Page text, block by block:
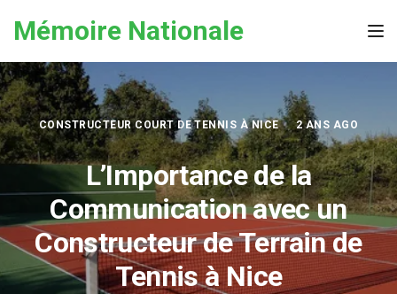
Mémoire Nationale
CONSTRUCTEUR COURT DE TENNIS À NICE 2 ANS AGO
L’Importance de la
Communication avec un
Constructeur de Terrain de
Tennis à Nice